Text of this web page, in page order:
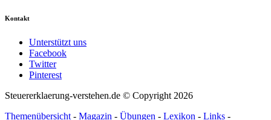
Kontakt
Unterstützt uns
Facebook
Twitter
Pinterest
Steuererklaerung-verstehen.de © Copyright 2026
Themenübersicht - Magazin - Übungen - Lexikon - Links -